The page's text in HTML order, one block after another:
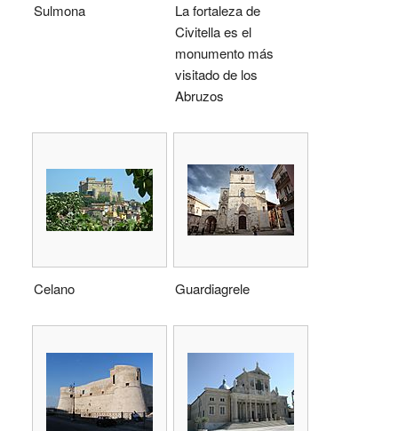
Sulmona
La fortaleza de
Civitella es el
monumento más
visitado de los
Abruzos
Celano Guardiagrele